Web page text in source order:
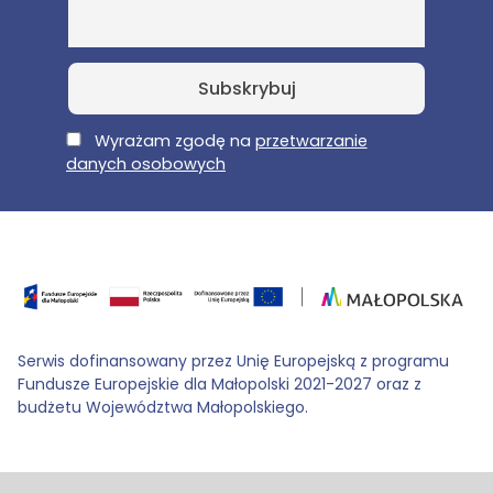
E-MailWyrażam zgodę na przetwarzanie
danych osobowych
Serwis dofinansowany przez Unię Europejską z programu
Fundusze Europejskie dla Małopolski 2021-2027 oraz z
budżetu Województwa Małopolskiego.